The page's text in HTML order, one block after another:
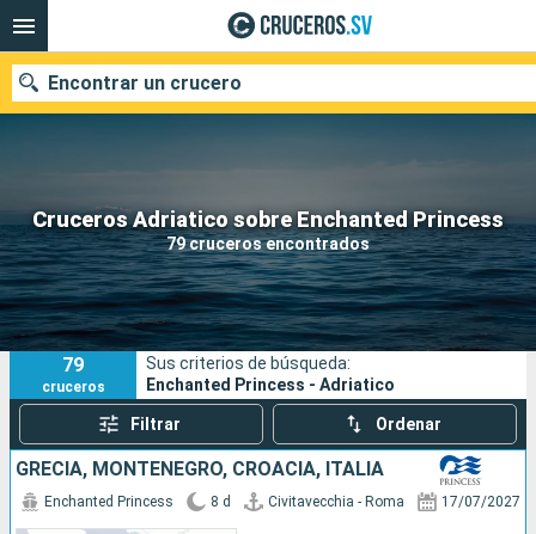
Cruceros Adriatico sobre Enchanted Princess
79 cruceros encontrados
Encontrar un crucero
Nuestros destinos
Fecha de salida
Puertos Compañías
Buscar
79
cruceros
Sus criterios de búsqueda:
Enchanted Princess - Adriatico
Filtrar Ordenar
GRECIA, MONTENEGRO, CROACIA, ITALIA
Enchanted Princess 8 d Civitavecchia - Roma 17/07/2027